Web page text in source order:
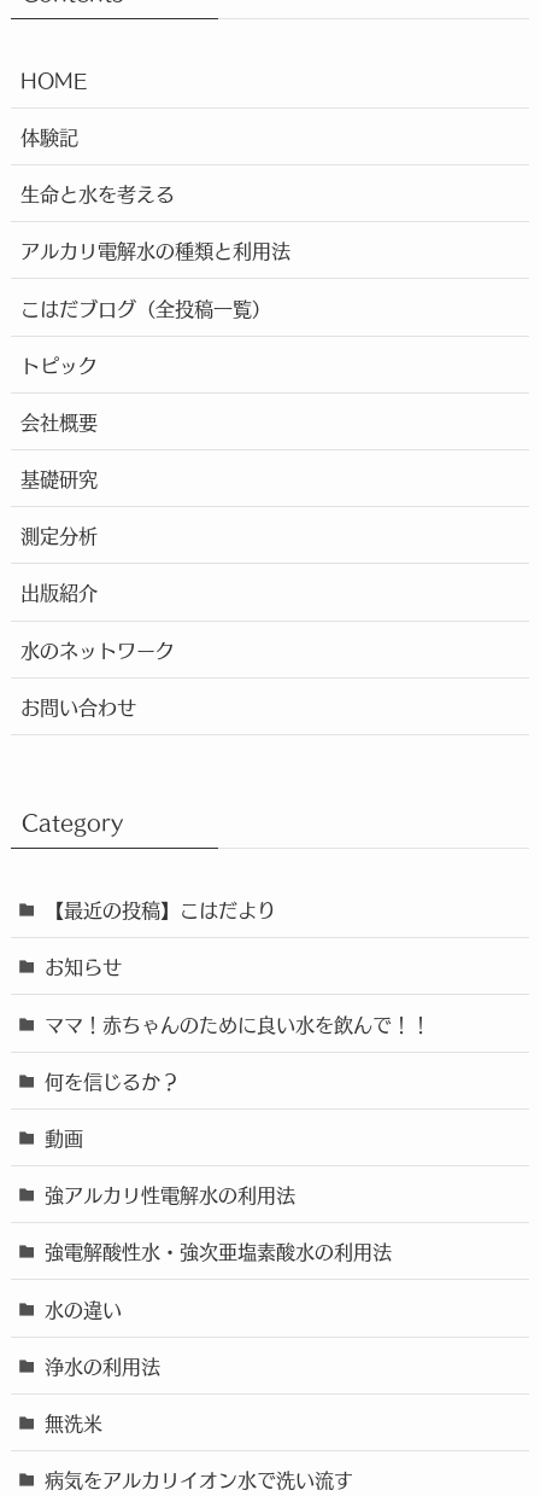
HOME
体験記
生命と水を考える
アルカリ電解水の種類と利用法
こはだブログ（全投稿一覧）
トピック
会社概要
基礎研究
測定分析
出版紹介
水のネットワーク
お問い合わせ
Category
【最近の投稿】こはだより
お知らせ
ママ！赤ちゃんのために良い水を飲んで！！
何を信じるか？
動画
強アルカリ性電解水の利用法
強電解酸性水・強次亜塩素酸水の利用法
水の違い
浄水の利用法
無洗米
病気をアルカリイオン水で洗い流す